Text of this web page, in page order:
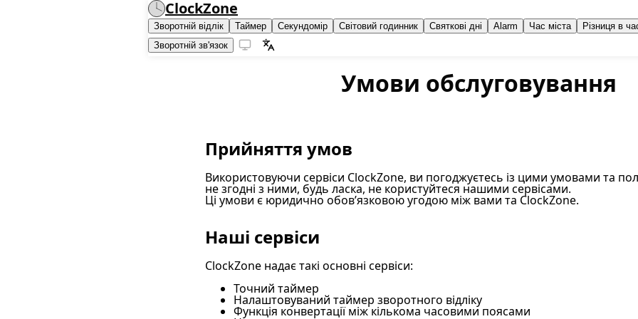
ClockZone
Зворотній відлік Таймер Секундомір Світовий годинник Святкові дні Alarm Час міста
Різниця в
Зворотній зв'язок
Умови обслуговування
Прийняття умов
Використовуючи сервіси ClockZone, ви погоджуєтесь із цими умовами та
не згодні з ними, будь ласка, не користуйтеся нашими сервісами.
Ці умови є юридично обов’язковою угодою між вами та ClockZone.
Наші сервіси
ClockZone надає такі основні сервіси:
Точний таймер
Налаштовуваний таймер зворотного відліку
Функція конвертації між кількома часовими поясами